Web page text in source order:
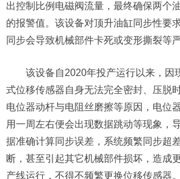
出控制比例电磁阀流量，最终确保两个
的报警值。该设备对顶升油缸同步性要
同步会导致机械部件卡死或变形撕裂等
该设备自2020年投产运行以来，因
式位移传感器自身无法完全密封、压脱
电位器动杆与电阻丝磨擦等原因，电位
用一周左右便会出现数据跳动等现象，
据准确计算同步误差，系统频繁同步超
断，甚至引起其它机械部件损坏，造成
产线运行，不得不频繁更换位移传感器。